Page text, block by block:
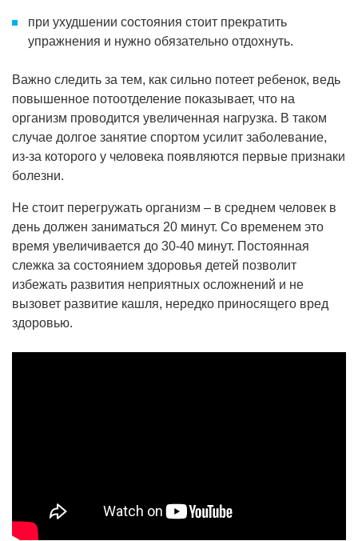
при ухудшении состояния стоит прекратить
упражнения и нужно обязательно отдохнуть.
Важно следить за тем, как сильно потеет ребенок, ведь
повышенное потоотделение показывает, что на
организм проводится увеличенная нагрузка. В таком
случае долгое занятие спортом усилит заболевание,
из-за которого у человека появляются первые признаки
болезни.
Не стоит перегружать организм – в среднем человек в
день должен заниматься 20 минут. Со временем это
время увеличивается до 30-40 минут. Постоянная
слежка за состоянием здоровья детей позволит
избежать развития неприятных осложнений и не
вызовет развитие кашля, нередко приносящего вред
здоровью.